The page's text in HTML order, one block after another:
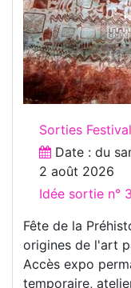
Sorties
Date : du
2 août 2026
Idée sortie n°
Fête de la
origines de l'art
Accès expo
temporaire,